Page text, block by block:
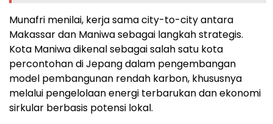
Munafri menilai, kerja sama city-to-city antara
Makassar dan Maniwa sebagai langkah strategis.
Kota Maniwa dikenal sebagai salah satu kota
percontohan di Jepang dalam pengembangan
model pembangunan rendah karbon, khususnya
melalui pengelolaan energi terbarukan dan ekonomi
sirkular berbasis potensi lokal.